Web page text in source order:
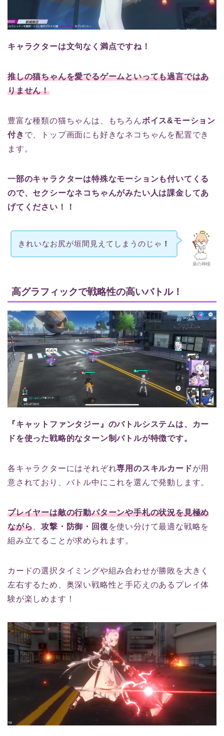
キャラクターは文句なく満点ですね！
推しの猫ちゃんを愛でるゲームといっても過言ではあ
りません！
豊富な種類の猫ちゃんは、もちろんボイス&モーション
付き で、トップ画面にも好きなネコちゃんを配置でき
ます。
一部のキャラクターは特殊なモーションも付いてくる
ので、セクシーなネコちゃんがみたい人は課金してあ
げてください！！
泉の神様
きれいなお尻が垣間見えてしまうのじゃ ！
高グラフィックで戦略性の高いバトル！
『キャットファンタジー』のバトルシステムは、カー
ドを使った戦略的なターン制バトルが特徴です。
各キャラクターにはそれぞれ専用のスキルカードが用
意されており、バトル中にこれを選んで発動します。
プレイヤーは敵の行動パターンや手札の状況を見極め
ながら 、攻撃・防御・回復 を使い分けて最適な戦略を
組み立てることが求められます。
カードの選択タイミングや組み合わせが勝敗を大きく
左右するため、奥深い戦略性と手応えのあるプレイ体
験が楽しめます！